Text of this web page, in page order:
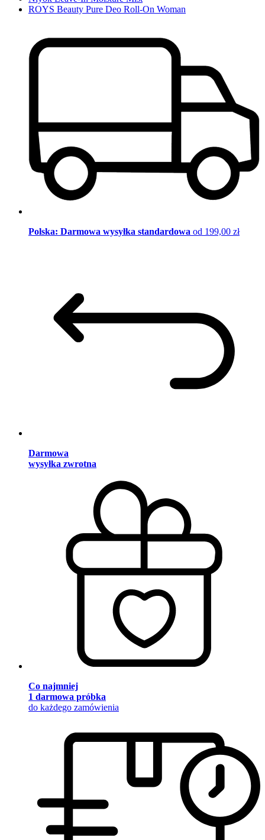
ROYS Beauty Pure Deo Roll-On Woman
Polska: Darmowa wysyłka standardowa od 199,00 zł
Darmowa
wysyłka zwrotna
Co najmniej
1 darmowa próbka
do każdego zamówienia